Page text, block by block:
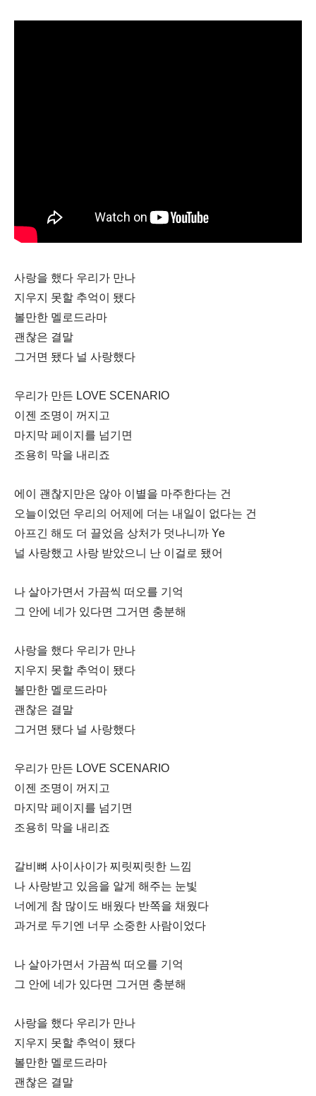
사랑을 했다 우리가 만나
지우지 못할 추억이 됐다
볼만한 멜로드라마
괜찮은 결말
그거면 됐다 널 사랑했다
우리가 만든 LOVE SCENARIO
이젠 조명이 꺼지고
마지막 페이지를 넘기면
조용히 막을 내리죠
에이 괜찮지만은 않아 이별을 마주한다는 건
오늘이었던 우리의 어제에 더는 내일이 없다는 건
아프긴 해도 더 끌었음 상처가 덧나니까 Ye
널 사랑했고 사랑 받았으니 난 이걸로 됐어
나 살아가면서 가끔씩 떠오를 기억
그 안에 네가 있다면 그거면 충분해
사랑을 했다 우리가 만나
지우지 못할 추억이 됐다
볼만한 멜로드라마
괜찮은 결말
그거면 됐다 널 사랑했다
우리가 만든 LOVE SCENARIO
이젠 조명이 꺼지고
마지막 페이지를 넘기면
조용히 막을 내리죠
갈비뼈 사이사이가 찌릿찌릿한 느낌
나 사랑받고 있음을 알게 해주는 눈빛
너에게 참 많이도 배웠다 반쪽을 채웠다
과거로 두기엔 너무 소중한 사람이었다
나 살아가면서 가끔씩 떠오를 기억
그 안에 네가 있다면 그거면 충분해
사랑을 했다 우리가 만나
지우지 못할 추억이 됐다
볼만한 멜로드라마
괜찮은 결말